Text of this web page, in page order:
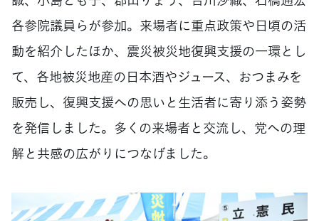
各参院議員らが参加。来場者に重点政策や日頃の活
動を紹介したほか、震災被災地復興支援の一環とし
て、各地被災地産の日本酒やジュース、おつまみを
販売し、復興支援への思いと生活者に寄り添う姿勢
を発信しました。多くの来場者と交流し、党への理
解と共感の広がりにつなげました。